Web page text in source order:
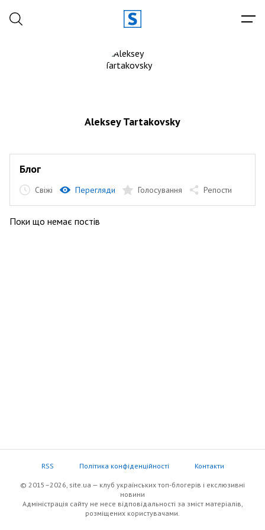
Aleksey Tartakovsky
Блог
Свіжі Перегляди Голосування Репости
Поки що немає постів
RSS Політика конфіденційності Контакти
© 2015–2026, site.ua — клуб українських топ-блогерів i екслюзивнi
новини
Адміністрація сайту не несе відповідальності за зміст матеріалів,
розміщених користувачами.